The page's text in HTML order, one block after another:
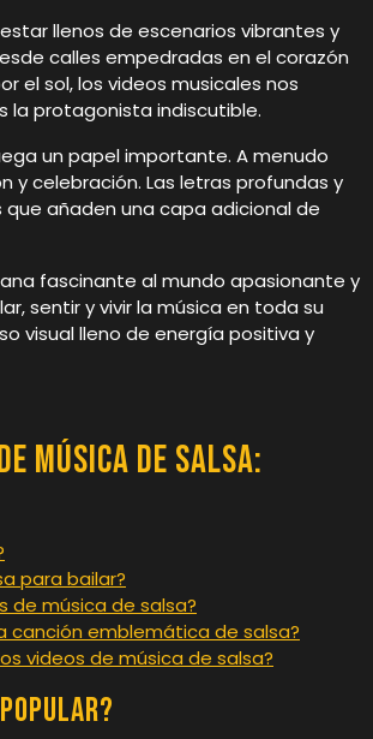
llenos de escenarios vibrantes y
calles empedradas en el corazón
el sol, los videos musicales nos
la protagonista indiscutible.
un papel importante. A menudo
y celebración. Las letras profundas y
añaden una capa adicional de
fascinante al mundo apasionante y
sentir y vivir la música en toda su
visual lleno de energía positiva y
Música de Salsa:
para bailar?
de música de salsa?
canción emblemática de salsa?
videos de música de salsa?